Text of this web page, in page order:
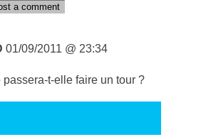
a comment
01/09/2011 @ 23:34
passera-t-elle faire un tour ?